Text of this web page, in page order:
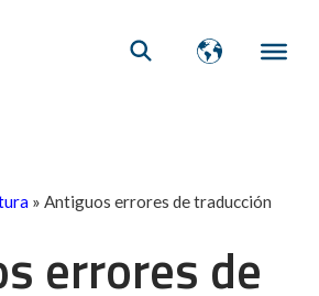
» Antiguos errores de traducción
errores de